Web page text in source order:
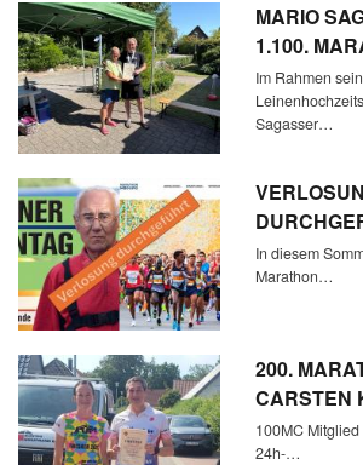
MARIO
1.100.
Im Rahmen
Sagasser…
In diesem
Marathon…
200.
CARSTEN
100MC
24h-…